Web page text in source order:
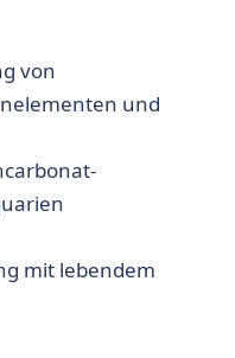
von
und
mit lebendem